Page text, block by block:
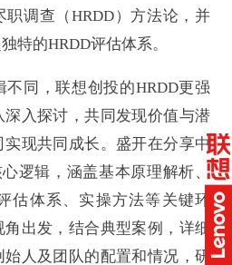
职调查（HRDD）方法论，并
特的HRDD评估体系。
同，联想创投的HRDD更强
入探讨，共同发现价值与潜
现共同成长。盛开在分享中
逻辑，涵盖基本原理解析、
估体系、实操方法等关键环
出发，结合典型案例，详细
人及团队的配置和情况，研